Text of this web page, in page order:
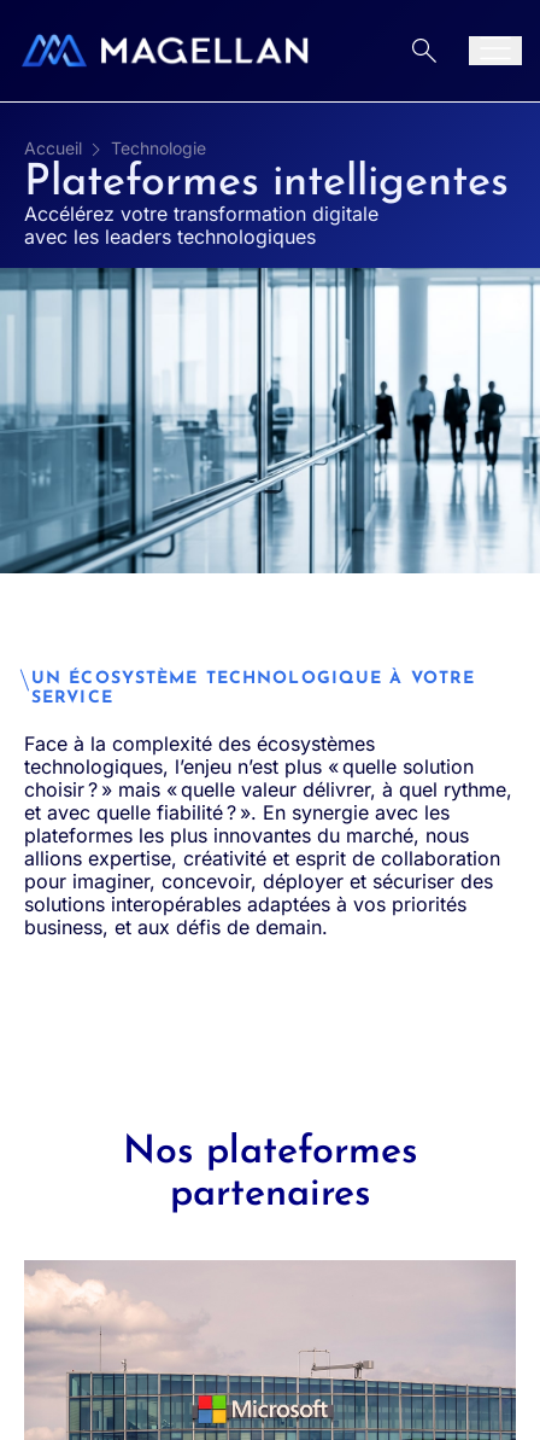
Accueil Technologie
Plateformes intelligentes
Accélérez votre transformation digitale
avec les leaders technologiques
UN ÉCOSYSTÈME TECHNOLOGIQUE À VOTRE
SERVICE
Face à la complexité des écosystèmes
technologiques, l’enjeu n’est plus « quelle solution
choisir ? » mais « quelle valeur délivrer, à quel rythme,
et avec quelle fiabilité ? ». En synergie avec les
plateformes les plus innovantes du marché, nous
allions expertise, créativité et esprit de collaboration
pour imaginer, concevoir, déployer et sécuriser des
solutions interopérables adaptées à vos priorités
business, et aux défis de demain.
Nos plateformes
partenaires